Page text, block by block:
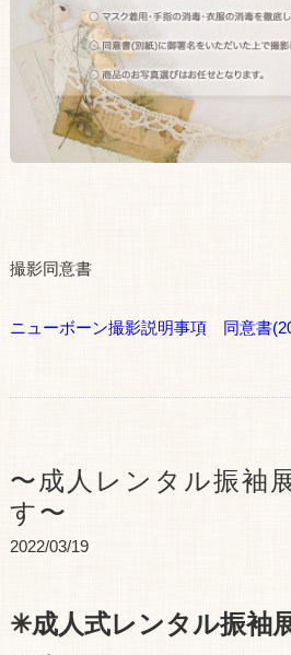
撮影同意書
ニューボーン撮影説明事項 同意書
〜成人レンタル振袖
す〜
2022/03/19
✳︎成人式レンタル振袖